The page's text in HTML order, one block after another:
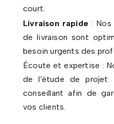
court.
Livraison rapide :
de livraison sont
besoin urgents des
Écoute et expertise :
de l'étude de projet
conseillant afin de
vos clients.